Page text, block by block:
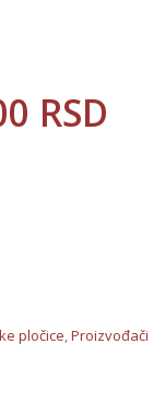
RSD
pločice,Proizvođači